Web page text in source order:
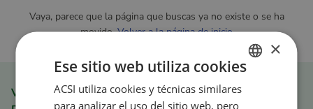
Vaya, parece que la página que buscas ya no existe o se ha
movido.Volver a la página de inicio
Ventajas para miembros ACSI Club ID
DUTCH
×
Ese sitio web utiliza cookies
ACSI utiliza cookies y técnicas similares
para analizar el uso del sitio web, pero